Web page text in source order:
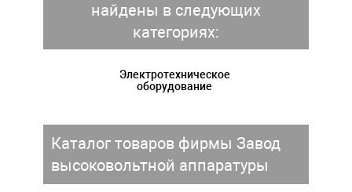
найдены в следующих
категориях:
Электротехническое
оборудование
Каталог товаров фирмы Завод
высоковольтной аппаратуры